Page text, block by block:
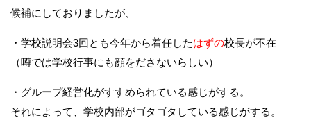
候補にしておりましたが、
・学校説明会3回とも今年から着任したはずの校長が不在
（噂では学校行事にも顔をださないらしい）
・グループ経営化がすすめられている感じがする。
それによって、学校内部がゴタゴタしている感じがする。